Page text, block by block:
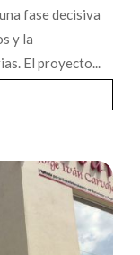
fase decisiva
y la
El proyecto...